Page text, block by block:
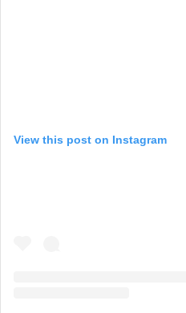
View this post on Instagram